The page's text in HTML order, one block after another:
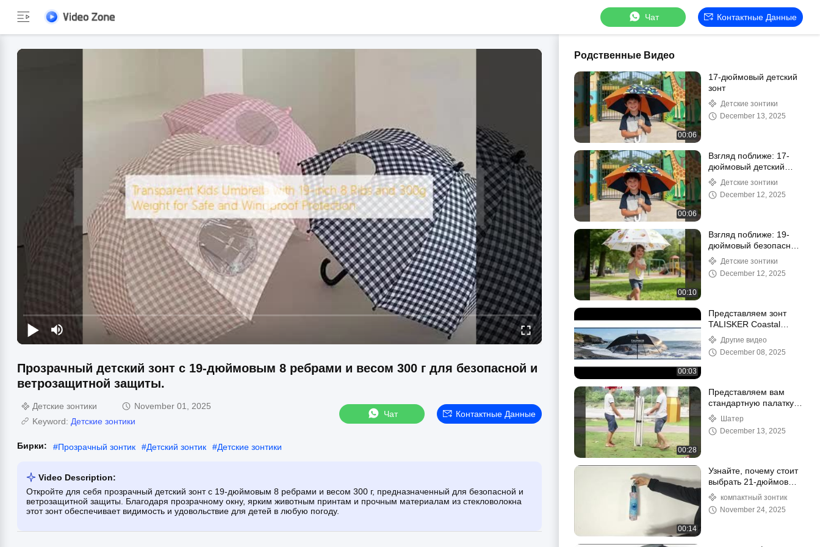
Чат Контактные Данные
Прозрачный детский зонт с 19-дюймовым 8 ребрами и весом 300 г для безопасной и
ветрозащитной защиты.
Детские зонтики
November 01, 2025
Keyword: Детские зонтики
Чат Контактные Данные
Бирки: #Прозрачный зонтик #Детский зонтик #Детские зонтики
Video Description:
Откройте для себя прозрачный детский зонт с 19-дюймовым 8 ребрами и весом 300 г, предназначенный для безопасной и
ветрозащитной защиты. Благодаря прозрачному окну, ярким животным принтам и прочным материалам из стекловолокна
этот зонт обеспечивает видимость и удовольствие для детей в любую погоду.
Родственные Видео
00:06
17-дюймовый детский
зонт
Детские зонтики
December 13, 2025
00:06
Взгляд поближе: 17-
дюймовый детский
зонт, открывающийся
вручную
Детские зонтики
December 12, 2025
00:10
Взгляд поближе: 19-
дюймовый безопасный
детский зонт
Детские зонтики
December 12, 2025
00:03
Представляем зонт
TALISKER Coastal
Legacy — двухслойный
зонт с
индивидуальным
шотландскому виски
для вас
Другие видео
December 08, 2025
00:28
Представляем вам
стандартную палатку
квадратного размера 3
х 3 м.
Шатер
December 13, 2025
00:14
Узнайте, почему стоит
выбрать 21-дюймовый
складной зонт с
водонепроницаемым
большим чехлом 2-в-1
компактный зонтик
November 24, 2025